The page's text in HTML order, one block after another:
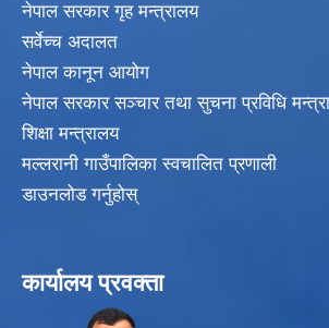
नेपाल सरकार गृह मन्त्रालय
सर्वेच्च अदालत
नेपाल कानून आयोग
नेपाल सरकार सञ्चार तथा सुचना प्रविधि
शिक्षा मन्त्रालय
मल्लरानी गाउँपालिका स्वचालित प्रणाली
डाउनलोड गर्नुहोस्
कार्यालय प्रवक्ता